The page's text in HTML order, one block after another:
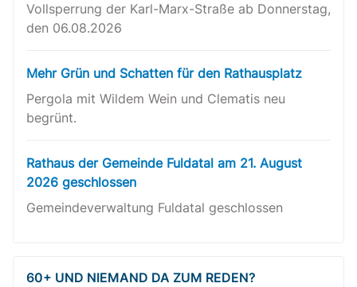
Vollsperrung der Karl-Marx-Straße ab Donnerstag,
den 06.08.2026
Mehr Grün und Schatten für den Rathausplatz
Pergola mit Wildem Wein und Clematis neu
begrünt.
Rathaus der Gemeinde Fuldatal am 21. August
2026 geschlossen
Gemeindeverwaltung Fuldatal geschlossen
60+ UND NIEMAND DA ZUM REDEN?